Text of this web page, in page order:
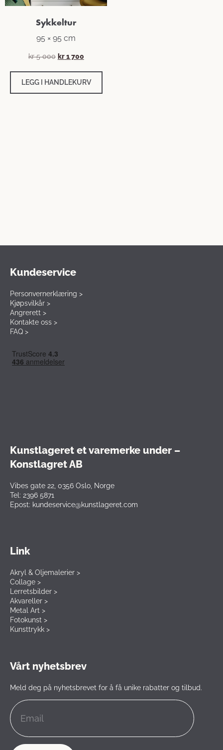
Sykkeltur
95 × 95 cm
kr5 000 Opprinnelig
var:
kr 5
000.
kr1 700Nåværende
er:
kr 1
700.
LEGG I HANDLEKURV
Kundeservice
Personvernerklæring >
Kjøpsvilkår >
Angrerett >
Kontakte oss >
FAQ >
Kunstlageret et varemerke under –
Konstlagret AB
Vibes gate 22, 0356 Oslo, Norge
Tel: 2396 5871
Epost: kundeservice@kunstlageret.com
Link
Akryl & Oljemalerier >
Collage >
Lerretsbilder >
Akvareller >
Metal Art >
Fotokunst >
Kunsttrykk >
Vårt nyhetsbrev
Meld deg på nyhetsbrevet for å få unike rabatter og tilbud.